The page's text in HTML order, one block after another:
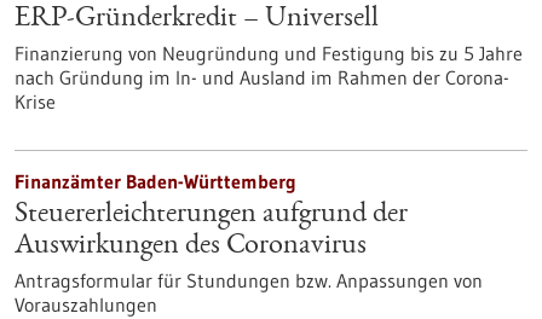
ERP-Gründerkredit – Universell
Finanzierung von Neugründung und Festigung bis zu 5 Jahre
nach Gründung im In- und Ausland im Rahmen der Corona-
Krise
Finanzämter Baden-Württemberg
Steuererleichterungen aufgrund der
Auswirkungen des Coronavirus
Antragsformular für Stundungen bzw. Anpassungen von
Vorauszahlungen